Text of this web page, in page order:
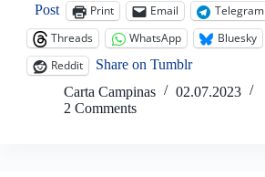
Post Print Email
Telegram
Threads
WhatsApp
Bluesky
Reddit
Share on Tumblr
Carta Campinas
02.07.2023
2 Comments